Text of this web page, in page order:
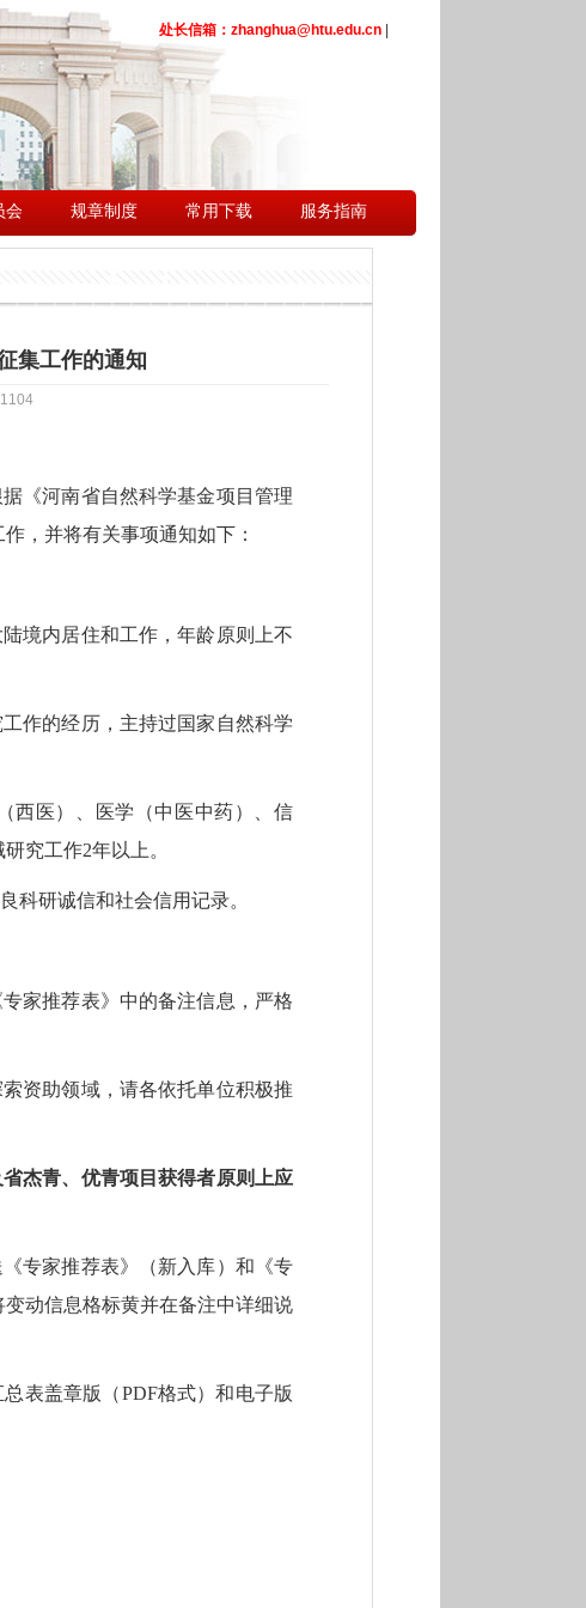
处长信箱：zhanghua@htu.edu.cn
会 规章制度 常用下载 服务指南
集工作的通知
1104
《河南省自然科学基金项目管理
，并将有关事项通知如下：
境内居住和工作，年龄原则上不
作的经历，主持过国家自然科学
西医） 医学（中医中药） 、信
研究工作2年以上。
科研诚信和社会信用记录。
家推荐表》中的备注信息，严格
资助领域，请各依托单位积极推
杰青、优青项目获得者原则上应
专家推荐表》（新入库）和《专
动信息格标黄并在备注中详细说
表盖章版（PDF格式）和电子版